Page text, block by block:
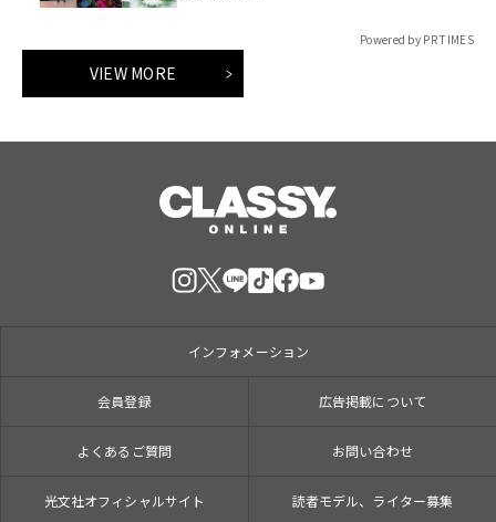
Powered by PR TIMES
VIEW MORE
インフォメーション
会員登録 広告掲載について
よくあるご質問 お問い合わせ
光文社オフィシャルサイト 読者モデル、ライター募集